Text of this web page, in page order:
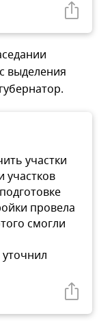
выделения
участки
участков
провела
смогли